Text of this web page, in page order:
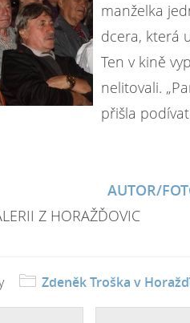
manželka
dcera, která
Ten v kině
nelitovali.
přišla
AUTOR/
Z HORAŽĎOVIC
Zdeněk Troška v